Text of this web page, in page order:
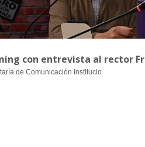
con entrevista al rector
de Comunicación Institucio